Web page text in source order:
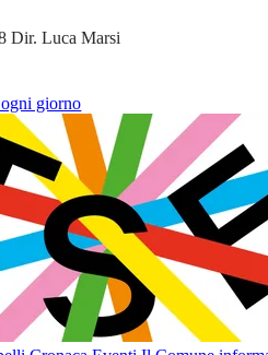
Dir. Luca Marsi
giorno